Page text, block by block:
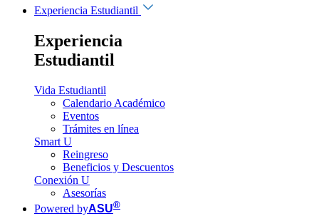
Experiencia Estudiantil
Experiencia
Estudiantil
Vida Estudiantil
Calendario Académico
Eventos
Trámites en línea
Smart U
Reingreso
Beneficios y Descuentos
Conexión U
Asesorías
Powered byASU®